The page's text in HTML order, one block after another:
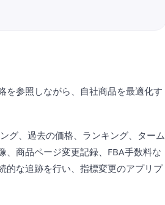
を参照しながら、自社商品を最適化す
グ、過去の価格、ランキング、ターム
、商品ページ変更記録、FBA手数料な
的な追跡を行い、指標変更のアプリプ